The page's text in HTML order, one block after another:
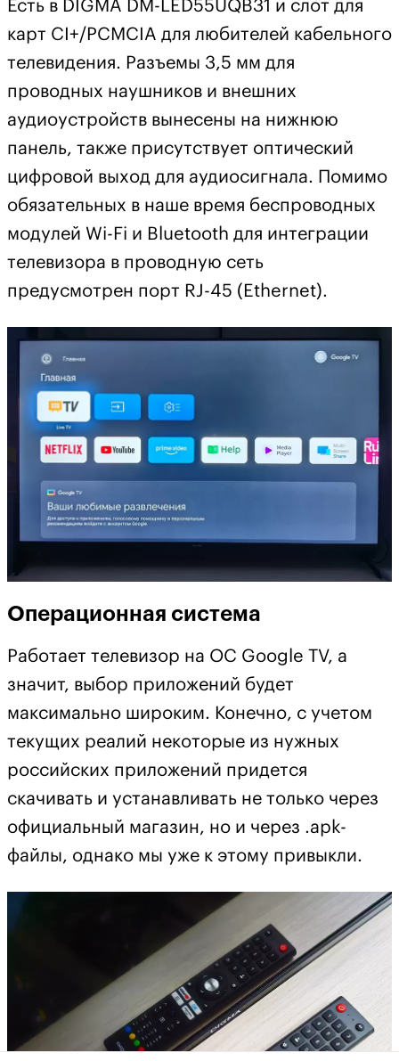
Есть в DIGMA DM-LED55UQB31 и слот для
карт CI+/PCMCIA для любителей кабельного
телевидения. Разъемы 3,5 мм для
проводных наушников и внешних
аудиоустройств вынесены на нижнюю
панель, также присутствует оптический
цифровой выход для аудиосигнала. Помимо
обязательных в наше время беспроводных
модулей Wi-Fi и Bluetooth для интеграции
телевизора в проводную сеть
предусмотрен порт RJ-45 (Ethernet).
Операционная система
Работает телевизор на ОС Google TV, а
значит, выбор приложений будет
максимально широким. Конечно, с учетом
текущих реалий некоторые из нужных
российских приложений придется
скачивать и устанавливать не только через
официальный магазин, но и через .apk-
файлы, однако мы уже к этому привыкли.